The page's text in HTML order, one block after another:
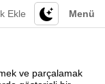
Menü
Ekle
ve parçalamak